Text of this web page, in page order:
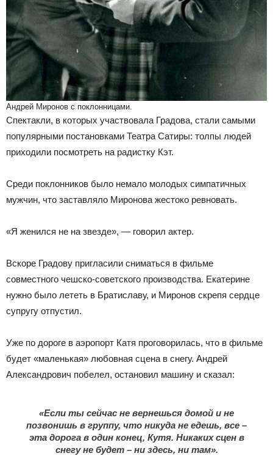
Андрей Миронов с поклонницами.
Спектакли, в которых участвовала Градова, стали самыми
популярными постановками Театра Сатиры: толпы людей
приходили посмотреть на радистку Кэт.
Среди поклонников было немало молодых симпатичных
мужчин, что заставляло Миронова жестоко ревновать.
«Я женился не на звезде», — говорил актер.
Вскоре Градову пригласили сниматься в фильме
совместного чешско-советского производства. Екатерине
нужно было лететь в Братиславу, и Миронов скрепя сердце
супругу отпустил.
Уже по дороге в аэропорт Катя проговорилась, что в фильме
будет «маленькая» любовная сцена в снегу. Андрей
Александрович побелел, остановил машину и сказал:
«Если ты сейчас не вернешься домой и не
позвонишь в группу, что никуда не едешь, все –
эта дорога в один конец, Кутя. Никаких сцен в
снегу не будет – ни здесь, ни там».